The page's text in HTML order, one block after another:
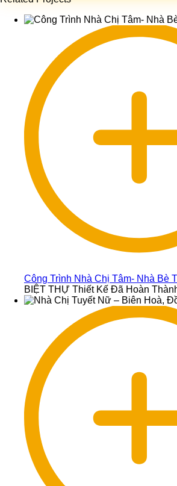
Công Trình Nhà Chị Tâm- Nhà Bè
BIỆT THỰ Thiết Kế Đã Hoàn